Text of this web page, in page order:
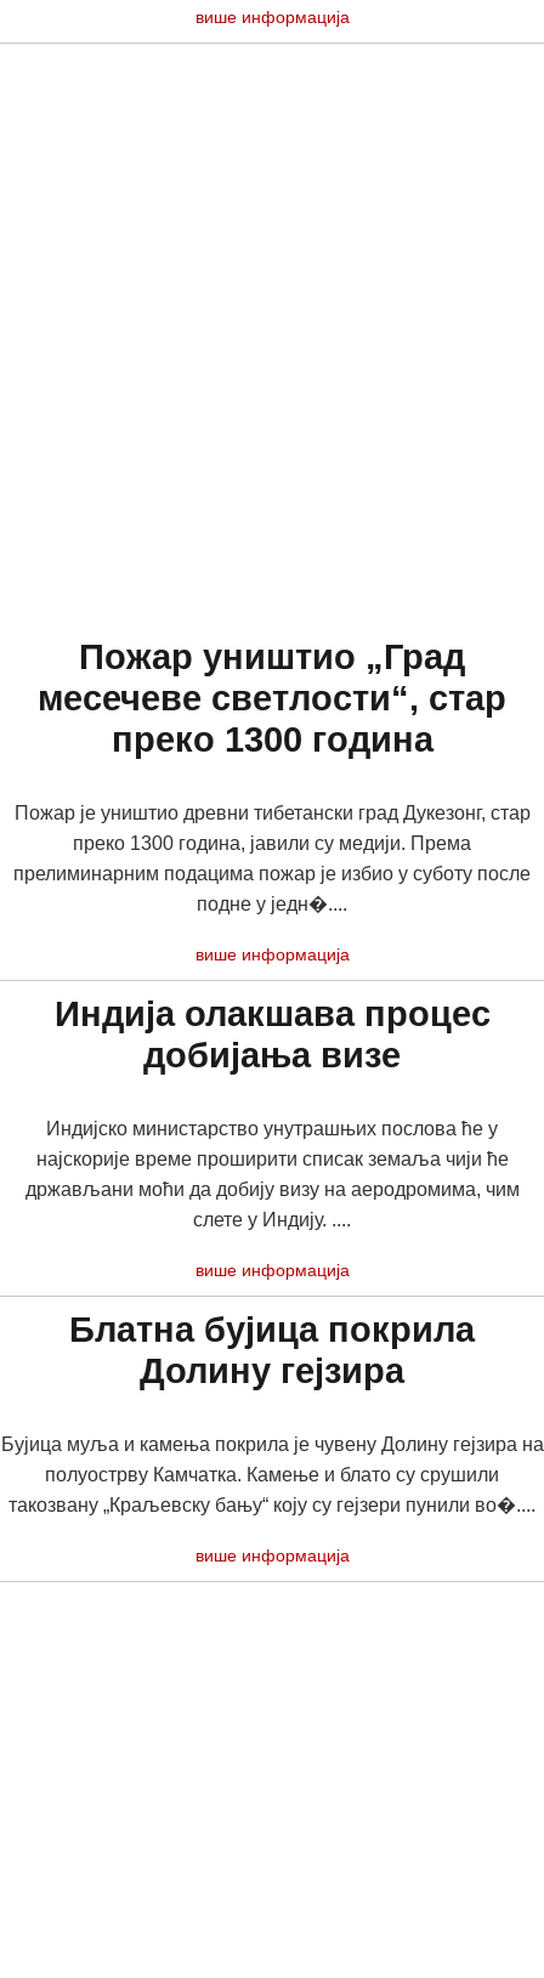
више информација
Пожар уништио „Град
месечеве светлости“, стар
преко 1300 година
Пожар је уништио древни тибетански град Дукезонг, стар
преко 1300 година, јавили су медији. Према
прелиминарним подацима пожар је избио у суботу после
подне у једн�....
више информација
Индија олакшава процес
добијања визе
Индијско министарство унутрашњих послова ће у
најскорије време проширити списак земаља чији ће
држављани моћи да добију визу на аеродромима, чим
слете у Индију. ....
више информација
Блатна бујица покрила
Долину гејзира
Бујица муља и камења покрила је чувену Долину гејзира на
полуострву Камчатка. Камење и блато су срушили
такозвану „Краљевску бању“ коју су гејзери пунили во�....
више информација